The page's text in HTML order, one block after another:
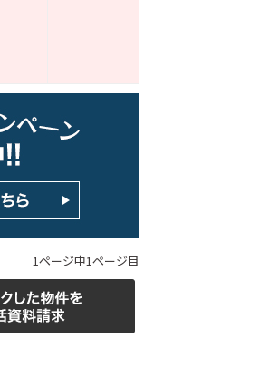
– –
1ページ中1ページ目